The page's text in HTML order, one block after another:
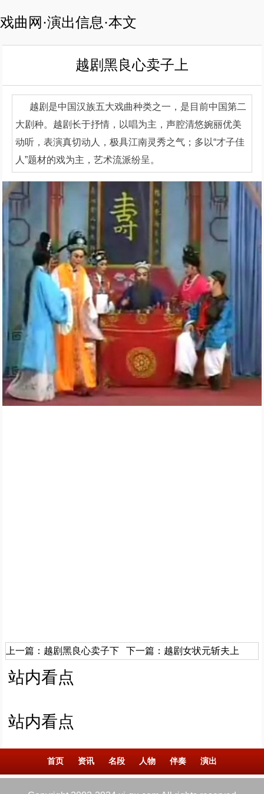
戏曲网·演出信息·本文
越剧黑良心卖子上
越剧是中国汉族五大戏曲种类之一，是目前中国第二
大剧种。越剧长于抒情，以唱为主，声腔清悠婉丽优美
动听，表演真切动人，极具江南灵秀之气；多以“才子佳
人”题材的戏为主，艺术流派纷呈。
上一篇： 越剧黑良心卖子下 下一篇： 越剧女状元斩夫上
站内看点
站内看点
首页 资讯 名段 人物 伴奏 演出